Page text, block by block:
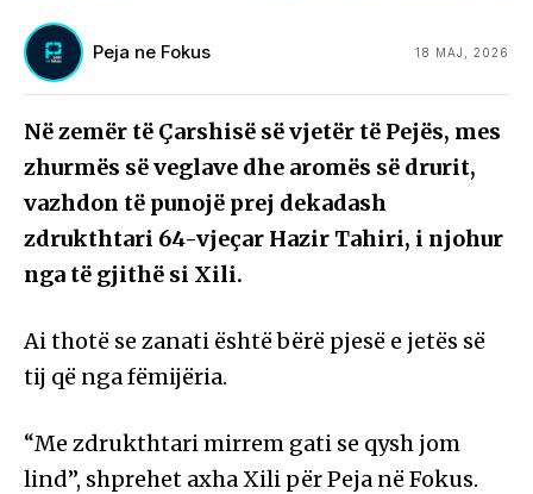
Peja ne Fokus 18 MAJ, 2026
Në zemër të Çarshisë së vjetër të Pejës, mes
zhurmës së veglave dhe aromës së drurit,
vazhdon të punojë prej dekadash
zdrukthtari 64-vjeçar Hazir Tahiri, i njohur
nga të gjithë si Xili.
Ai thotë se zanati është bërë pjesë e jetës së
tij që nga fëmijëria.
“Me zdrukthtari mirrem gati se qysh jom
lind”, shprehet axha Xili për Peja në Fokus.